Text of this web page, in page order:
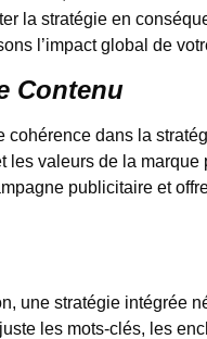
la stratégie en
l’impact global de
Contenu
cohérence dans la
les valeurs de la
publicitaire et
une stratégie intégrée
les mots-clés, les